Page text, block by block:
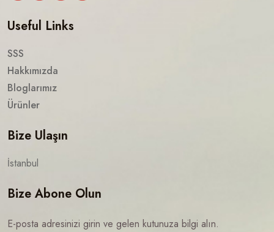
Useful Links
SSS
Hakkımızda
Bloglarımız
Ürünler
Bize Ulaşın
İstanbul
Bize Abone Olun
E-posta adresinizi girin ve gelen kutunuza bilgi alın.